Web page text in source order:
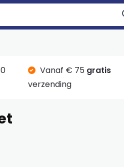
Vanaf € 75 gratis
verzending